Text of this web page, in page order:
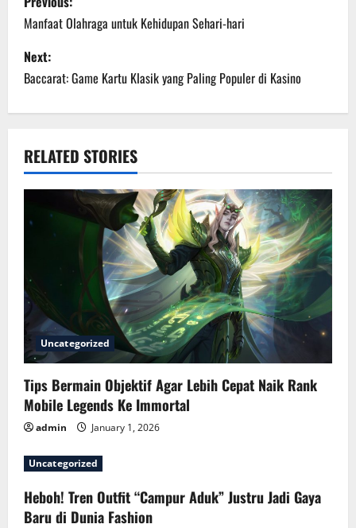
o
s
t
a
v
a
t
i
o
n
Manfaat Olahraga untuk Kehidupan Sehari-hari
Next:
Baccarat: Game Kartu Klasik yang Paling Populer di Kasino
RELATED STORIES
Uncategorized
Tips Bermain Objektif Agar Lebih Cepat Naik Rank
Mobile Legends Ke Immortal
admin January 1, 2026
Uncategorized
Heboh! Tren Outfit “Campur Aduk” Justru Jadi Gaya
Baru di Dunia Fashion